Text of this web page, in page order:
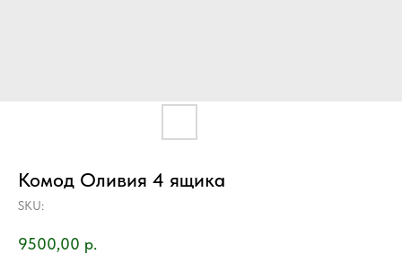
Комод Оливия 4 ящика
SKU:
9500,00 р.